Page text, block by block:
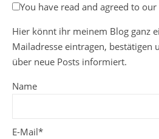
You have read and agreed to
Hier könnt ihr meinem Blog ganz
Mailadresse eintragen, bestätigen
über neue Posts informiert.
Name
E-Mail*